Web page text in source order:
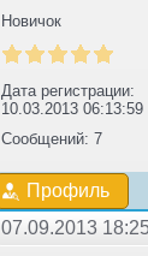
Новичок
Дата регистрации:
10.03.2013 06:13:59
Сообщений: 7
Профиль
07.09.2013